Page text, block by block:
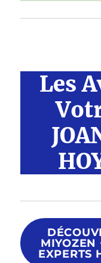
Les
MIYOZEN
EXPERTS